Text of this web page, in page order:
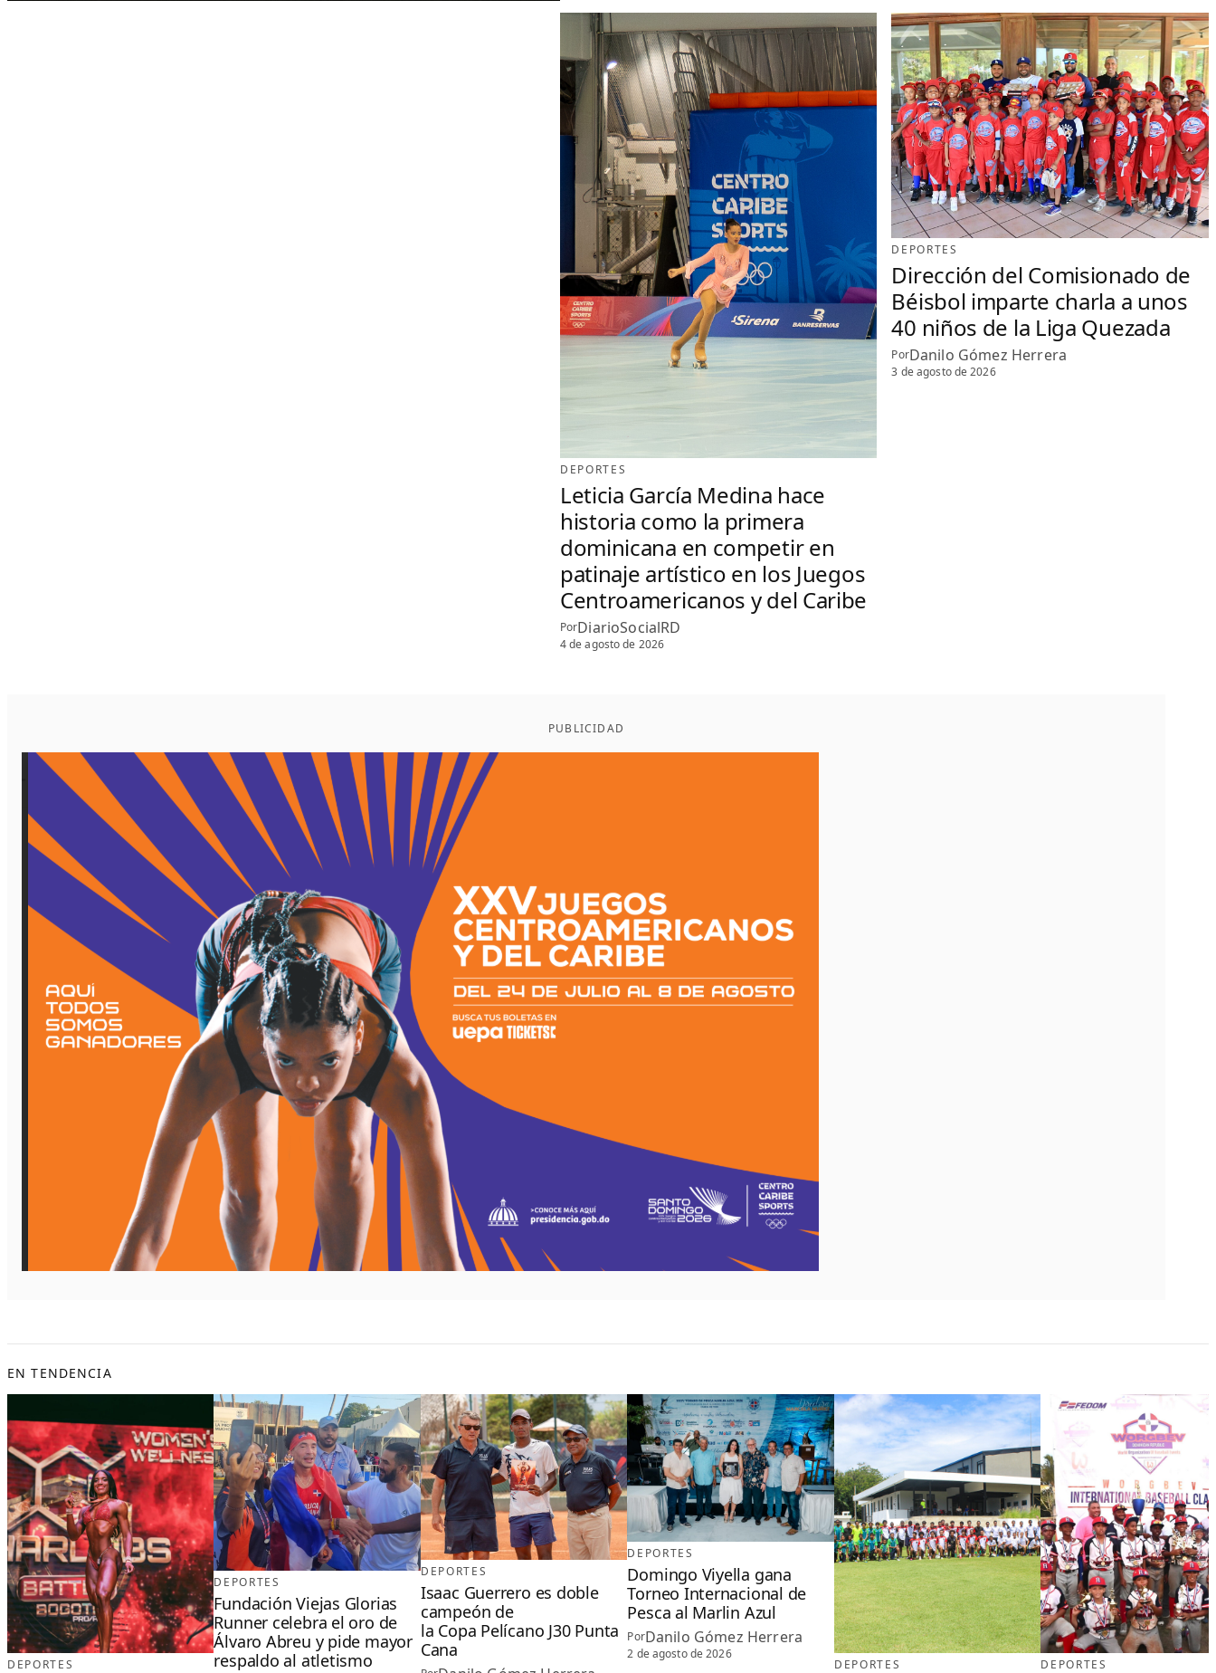
DEPORTES
Leticia García Medina hace
historia como la primera
dominicana en competir en
patinaje artístico en los Juegos
Centroamericanos y del Caribe
PorDiarioSocialRD
4 de agosto de 2026
DEPORTES
Dirección del Comisionado de
Béisbol imparte charla a unos
40 niños de la Liga Quezada
PorDanilo Gómez Herrera
3 de agosto de 2026
PUBLICIDAD
EN TENDENCIA
DEPORTES
DEPORTES
Fundación Viejas Glorias
Runner celebra el oro de
Álvaro Abreu y pide mayor
respaldo al atletismo
DEPORTES
Isaac Guerrero es doble
campeón de
la Copa Pelícano J30 Punta
Cana
DEPORTES
Domingo Viyella gana
Torneo Internacional de
Pesca al Marlin Azul
PorDanilo Gómez Herrera
2 de agosto de 2026
DEPORTES DEPORTES